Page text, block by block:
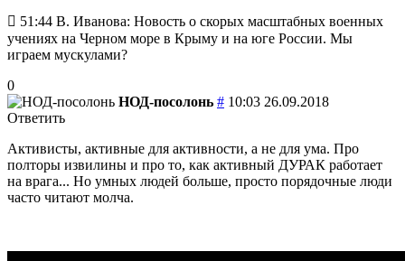
 51:44 В. Иванова: Новость о скорых масштабных военных
учениях на Черном море в Крыму и на юге России. Мы
играем мускулами?
0
НОД-посолонь # 10:03 26.09.2018
Ответить
Активисты, активные для активности, а не для ума. Про
полторы извилины и про то, как активный ДУРАК работает
на врага... Но умных людей больше, просто порядочные люди
часто читают молча.